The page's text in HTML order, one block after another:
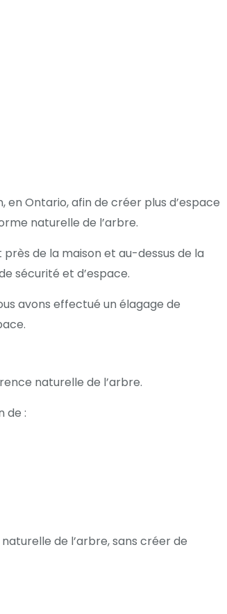
en Ontario, afin de créer plus d’espace
naturelle de l’arbre.
de la maison et au-dessus de la
sécurité et d’espace.
avons effectué un élagage de
naturelle de l’arbre.
de :
de l’arbre, sans créer de